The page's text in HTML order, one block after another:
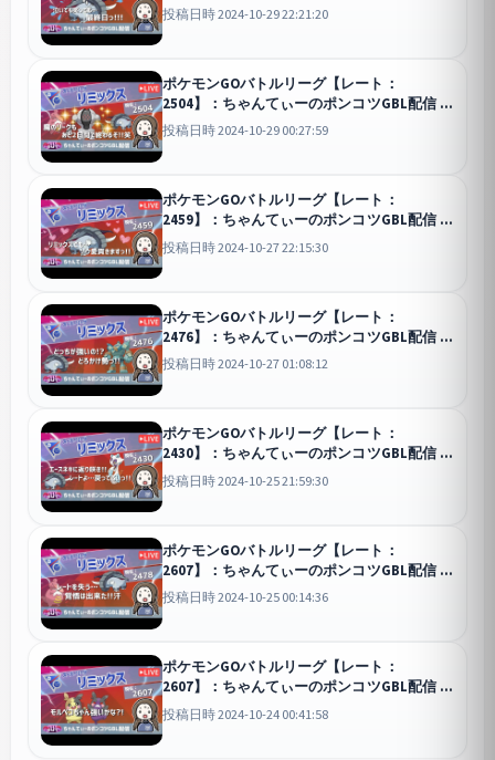
GO
投稿日時 2024-10-29 22:21:20
ポケモンGOバトルリーグ【レート：
2504】：ちゃんてぃーのポンコツGBL配信
GO
投稿日時 2024-10-29 00:27:59
ポケモンGOバトルリーグ【レート：
2459】：ちゃんてぃーのポンコツGBL配信
GO
投稿日時 2024-10-27 22:15:30
ポケモンGOバトルリーグ【レート：
2476】：ちゃんてぃーのポンコツGBL配信
GO
投稿日時 2024-10-27 01:08:12
ポケモンGOバトルリーグ【レート：
2430】：ちゃんてぃーのポンコツGBL配信
GO
投稿日時 2024-10-25 21:59:30
ポケモンGOバトルリーグ【レート：
2607】：ちゃんてぃーのポンコツGBL配信
GO
投稿日時 2024-10-25 00:14:36
ポケモンGOバトルリーグ【レート：
2607】：ちゃんてぃーのポンコツGBL配信
GO
投稿日時 2024-10-24 00:41:58